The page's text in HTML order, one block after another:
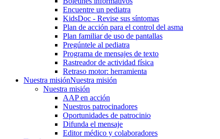
Encuentre un pediatra
KidsDoc - Revise sus síntomas
Plan de acción para el control del asma
Plan familiar de uso de pantallas
Pregúntele al pediatra
Programa de mensajes de texto
Rastre​​ador de activida​d física
Retraso motor: herramienta
Nuestra misiónNuestra misión
Nuestra misión
AAP en acción
Nuestros patrocinadores
Oportunidades de patrocinio
Difunda el mensaje
Editor médico y colaboradores